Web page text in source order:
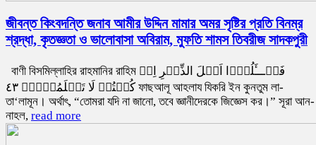
জীবন্ত কিংবদন্তি জনাব আমীর উদ্দিন মামার অমর সৃষ্টির প্রতি বিনম্র
শ্রদ্ধা, কৃতজ্ঞতা ও ভালোবাসা অবিরাম, মুফতি শামস তিবরীজ সাদকপুরী
বাণী বিসমিল্লাহির রাহমানির রাহিম فَسۡـــَٔلُوۡۤا اَهۡلَ الذِّكۡرِ اِنۡ
كُنۡتُمۡ لَا تَعۡلَمُوۡنَۙ‏ ٤٣ ফাছআলূ আহলায যিকরি ইন কুনতুম লা-
তা‘লামূন। অর্থাৎ, “তোমরা যদি না জানো, তবে জ্ঞানীদেরকে জিজ্ঞেস কর।” সূরা আন-
নাহল, read more